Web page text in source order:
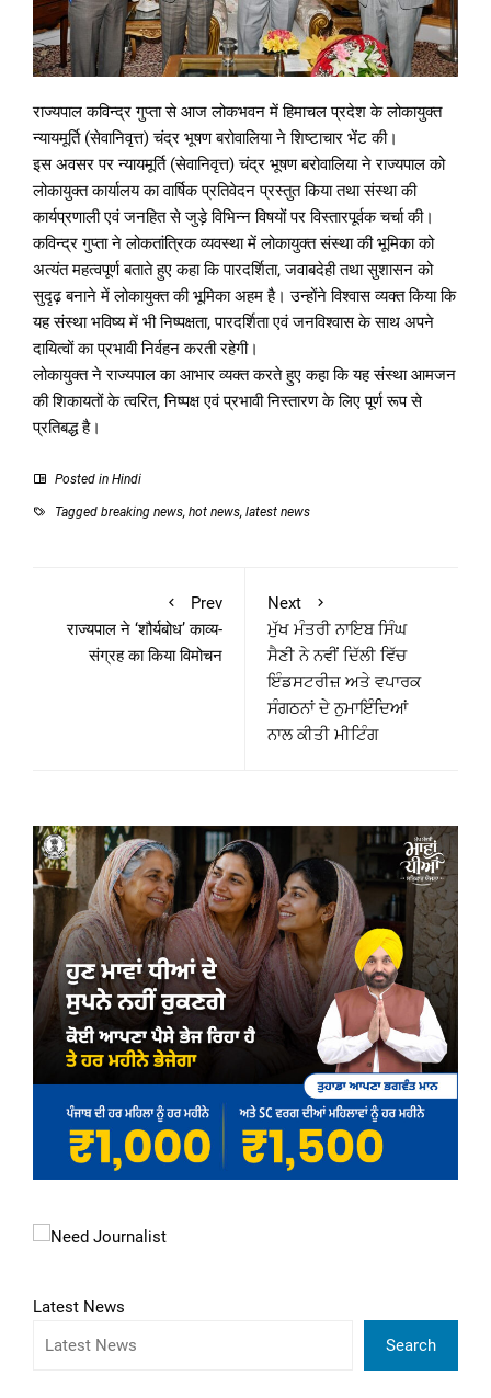
राज्यपाल कविन्द्र गुप्ता से आज लोकभवन में हिमाचल प्रदेश के लोकायुक्त
न्यायमूर्ति (सेवानिवृत्त) चंद्र भूषण बरोवालिया ने शिष्टाचार भेंट की।
इस अवसर पर न्यायमूर्ति (सेवानिवृत्त) चंद्र भूषण बरोवालिया ने राज्यपाल को
लोकायुक्त कार्यालय का वार्षिक प्रतिवेदन प्रस्तुत किया तथा संस्था की
कार्यप्रणाली एवं जनहित से जुड़े विभिन्न विषयों पर विस्तारपूर्वक चर्चा की।
कविन्द्र गुप्ता ने लोकतांत्रिक व्यवस्था में लोकायुक्त संस्था की भूमिका को
अत्यंत महत्वपूर्ण बताते हुए कहा कि पारदर्शिता, जवाबदेही तथा सुशासन को
सुदृढ़ बनाने में लोकायुक्त की भूमिका अहम है। उन्होंने विश्वास व्यक्त किया कि
यह संस्था भविष्य में भी निष्पक्षता, पारदर्शिता एवं जनविश्वास के साथ अपने
दायित्वों का प्रभावी निर्वहन करती रहेगी।
लोकायुक्त ने राज्यपाल का आभार व्यक्त करते हुए कहा कि यह संस्था आमजन
की शिकायतों के त्वरित, निष्पक्ष एवं प्रभावी निस्तारण के लिए पूर्ण रूप से
प्रतिबद्ध है।
Posted in Hindi
Tagged breaking news, hot news, latest news
Prev
राज्यपाल ने ‘शौर्यबोध’ काव्य-
संग्रह का किया विमोचन
Next
ਮੁੱਖ ਮੰਤਰੀ ਨਾਇਬ ਸਿੰਘ
ਸੈਣੀ ਨੇ ਨਵੀਂ ਦਿੱਲੀ ਵਿੱਚ
ਇੰਡਸਟਰੀਜ਼ ਅਤੇ ਵਪਾਰਕ
ਸੰਗਠਨਾਂ ਦੇ ਨੁਮਾਇੰਦਿਆਂ
ਨਾਲ ਕੀਤੀ ਮੀਟਿੰਗ
Latest News
Search